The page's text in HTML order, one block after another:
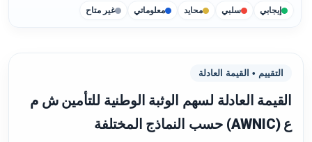
إيجابي سلبي محايد معلوماتي غير متاح
التقييم • القيمة العادلة
القيمة العادلة لسهم الوثبة الوطنية للتأمين ش م
ع (AWNIC) حسب النماذج المختلفة